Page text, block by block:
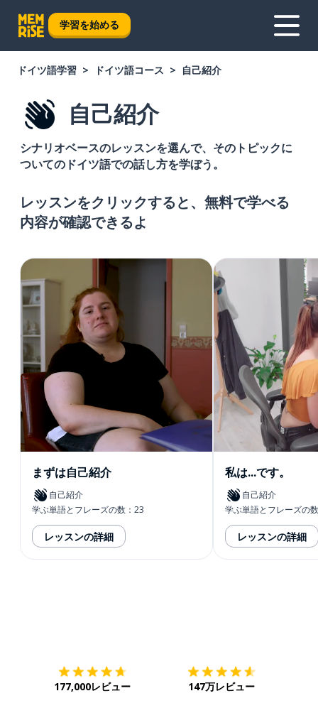
学習を始める
ドイツ語学習 ドイツ語コース 自己紹介
自己紹介
シナリオベースのレッスンを選んで、そのトピックに
ついてのドイツ語での話し方を学ぼう。
レッスンをクリックすると、無料で学べる
内容が確認できるよ
まずは自己紹介
自己紹介
学ぶ単語とフレーズの数：23
レッスンの詳細
私は...です。
自己紹介
学ぶ単語とフレーズの
レッスンの詳細
177,000レビュー 147万レビュー